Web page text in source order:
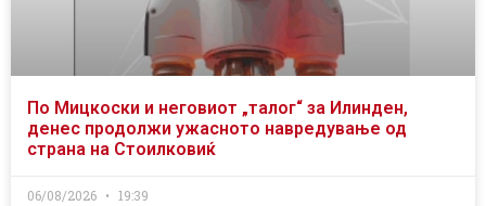
По Мицкоски и неговиот „талог“ за Илинден,
денес продолжи ужасното навредување од
страна на Стоилковиќ
06/08/2026 19:39